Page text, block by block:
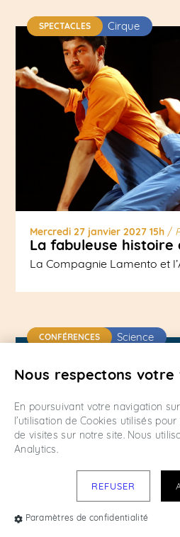
Mercredi 27 janvier 2027 15h/
La fabuleuse histoire
La Compagnie Lamento et
SPECTACLES Cirque
CONFÉRENCES Science
Nous respectons votre
En poursuivant votre navigation
l’utilisation de Cookies utilisés
de visites sur notre site. Nous
Analytics.
REFUSER
Paramètres de confidentialité